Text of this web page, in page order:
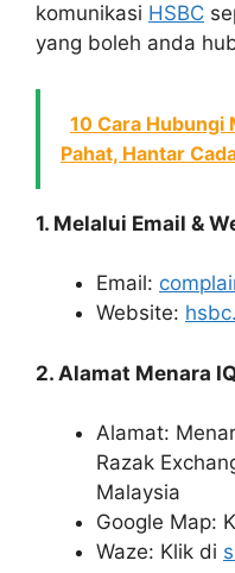
komunikasi HSBC
yang boleh anda
10 Cara Hubungi
Pahat, Hantar
1. Melalui Email &
Email:
Website:
2. Alamat Menara
Alamat:
Razak
Malaysia
Google Map:
Waze: Klik di